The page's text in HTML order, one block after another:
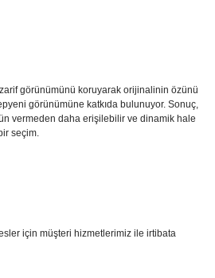
görünümünü koruyarak orijinalinin özünü
görünümüne katkıda bulunuyor. Sonuç,
vermeden daha erişilebilir ve dinamik hale
seçim.
için müşteri hizmetlerimiz ile irtibata